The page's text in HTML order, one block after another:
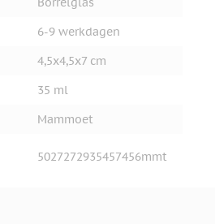
6-9 werkdagen
4,5x4,5x7 cm
35 ml
Mammoet
5027272935457456mmt